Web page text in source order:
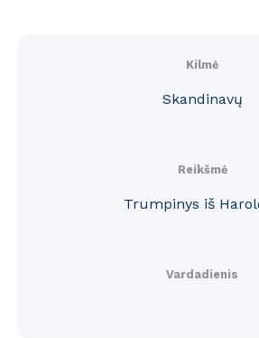
Kilmė
Skandinavų
Reikšmė
Trumpinys iš
Vardadienis